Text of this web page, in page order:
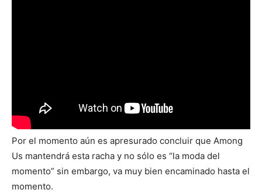
Por el momento aún es apresurado concluir que Among
Us mantendrá esta racha y no sólo es “la moda del
momento” sin embargo, va muy bien encaminado hasta el
momento.